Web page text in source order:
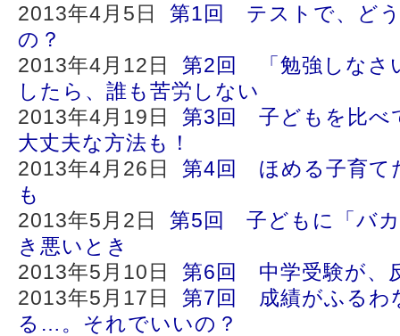
2013年4月5日 第1回 テストで、ど
の？
2013年4月12日 第2回 「勉強しなさ
したら、誰も苦労しない
2013年4月19日 第3回 子どもを比べ
大丈夫な方法も！
2013年4月26日 第4回 ほめる子育て
も
2013年5月2日 第5回 子どもに「バ
き悪いとき
2013年5月10日 第6回 中学受験が、
2013年5月17日 第7回 成績がふるわ
る…。それでいいの？